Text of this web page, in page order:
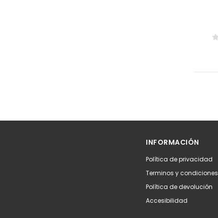
INFORMACIÓN
Política de privacidad
Terminos y condiciones
Política de devolución
Accesibilidad